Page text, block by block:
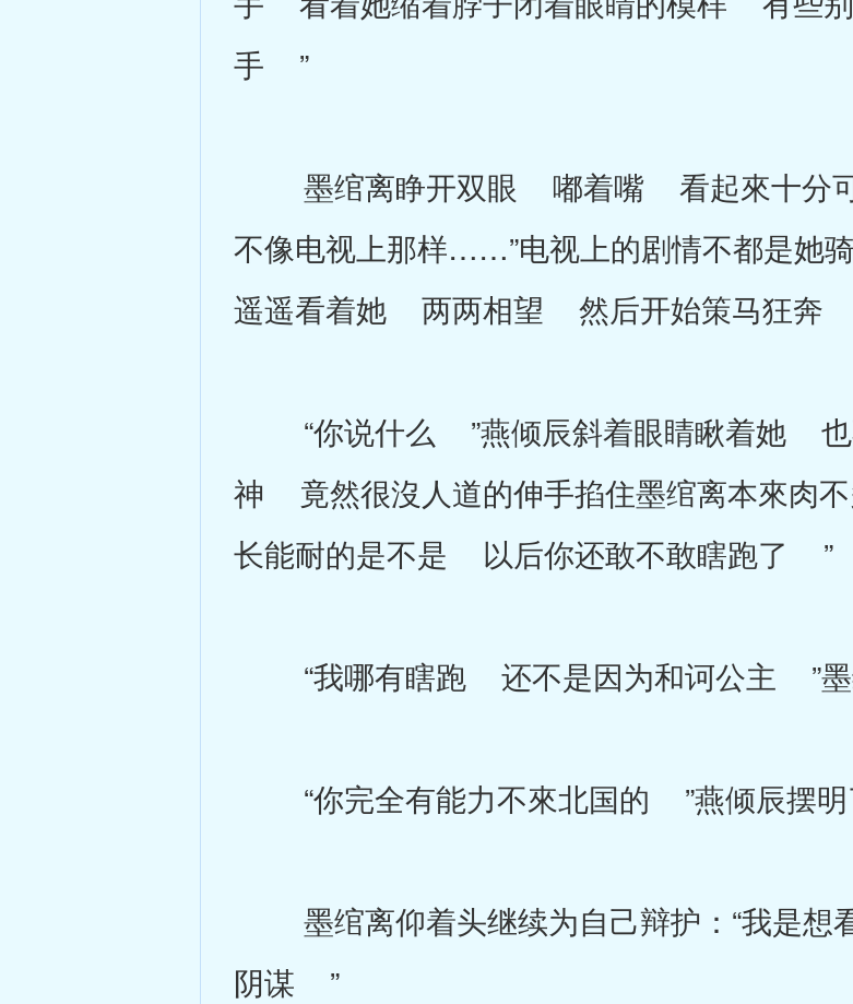
手 ”
墨绾离睁开双眼 嘟着嘴 看起來十分可
不像电视上那样……”电视上的剧情不都是
遥遥看着她 两两相望 然后开始策马狂奔
“你说什么 ”燕倾辰斜着眼睛瞅着她 也
神 竟然很沒人道的伸手掐住墨绾离本來肉
长能耐的是不是 以后你还敢不敢瞎跑了 ”
“我哪有瞎跑 还不是因为和诃公主 ”墨
“你完全有能力不來北国的 ”燕倾辰摆明
墨绾离仰着头继续为自己辩护：“我是想
阴谋 ”